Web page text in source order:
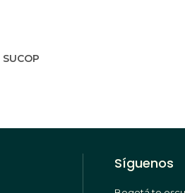
SUCOP
Síguenos